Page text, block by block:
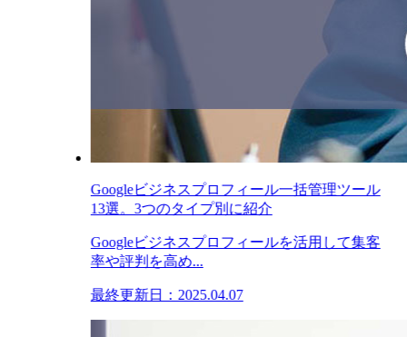
Googleビジネスプロフィール一括管理ツール
13選。3つのタイプ別に紹介
Googleビジネスプロフィールを活用して集客
率や評判を高め...
最終更新日：2025.04.07